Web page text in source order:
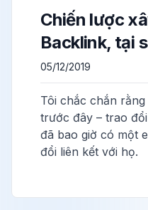
Chiến lược
Backlink, tại
05/12/2019
Tôi chắc chắn
trước đây – trao
đã bao giờ có một
đổi liên kết với họ.